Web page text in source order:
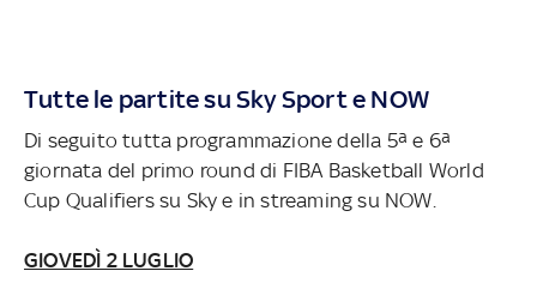
Tutte le partite su Sky Sport e NOW
Di seguito tutta programmazione della 5ª e 6ª
giornata del primo round di FIBA Basketball World
Cup Qualifiers su Sky e in streaming su NOW.
GIOVEDÌ 2 LUGLIO